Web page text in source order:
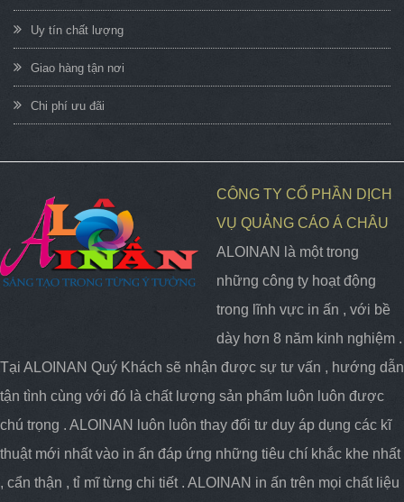
Uy tín chất lượng
Giao hàng tận nơi
Chi phí ưu đãi
CÔNG TY CỔ PHẦN DỊCH
VỤ QUẢNG CÁO Á CHÂU
ALOINAN là một trong
những công ty hoạt động
trong lĩnh vực in ấn , với bề
dày hơn 8 năm kinh nghiệm .
Tại ALOINAN Quý Khách sẽ nhận được sự tư vấn , hướng dẫn
tận tình cùng với đó là chất lượng sản phẩm luôn luôn được
chú trọng . ALOINAN luôn luôn thay đổi tư duy áp dụng các kĩ
thuật mới nhất vào in ấn đáp ứng những tiêu chí khắc khe nhất
, cẩn thận , tỉ mĩ từng chi tiết . ALOINAN in ấn trên mọi chất liệu